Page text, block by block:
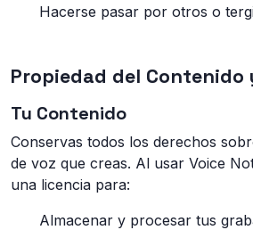
Hacerse pasar por otros o
Propiedad del Contenido
Tu Contenido
Conservas todos los derechos
de voz que creas. Al usar Voice
una licencia para:
Almacenar y procesar tus